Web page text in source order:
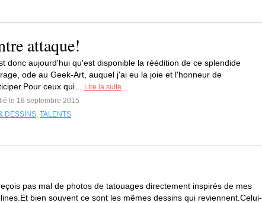
attaque!
donc aujourd'hui qu'est disponible la réédition de ce splendide
ode au Geek-Art, auquel j'ai eu la joie et l'honneur de
ceux qui...
Lire la suite
le 18 septembre 2015
DESSINS, TALENTS
pas mal de photos de tatouages directement inspirés de mes
bien souvent ce sont les mêmes dessins qui reviennent.Celui-